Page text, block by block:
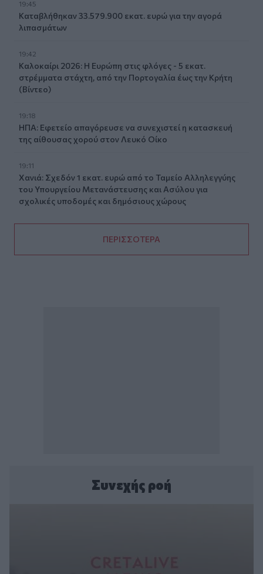
19:45
Καταβλήθηκαν 33.579.900 εκατ. ευρώ για την αγορά
λιπασμάτων
19:42
Καλοκαίρι 2026: Η Ευρώπη στις φλόγες - 5 εκατ.
στρέμματα στάχτη, από την Πορτογαλία έως την Κρήτη
(Βίντεο)
19:18
ΗΠΑ: Εφετείο απαγόρευσε να συνεχιστεί η κατασκευή
της αίθουσας χορού στον Λευκό Οίκο
19:11
Χανιά: Σχεδόν 1 εκατ. ευρώ από το Ταμείο Αλληλεγγύης
του Υπουργείου Μετανάστευσης και Ασύλου για
σχολικές υποδομές και δημόσιους χώρους
ΠΕΡΙΣΣΟΤΕΡΑ
Συνεχής ροή